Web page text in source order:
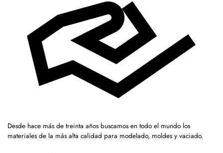
Desde hace más de treinta años buscamos en todo el mundo los
materiales de la más alta calidad para modelado, moldes y vaciado.